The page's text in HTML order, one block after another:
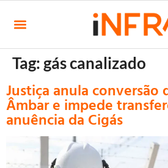
Tag: gás canalizado
Justiça anula conversão
Âmbar e impede
anuência da Cigás